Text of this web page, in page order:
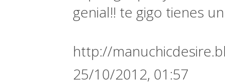
genial!! te gigo tienes
http://
25/10/2012, 01:57